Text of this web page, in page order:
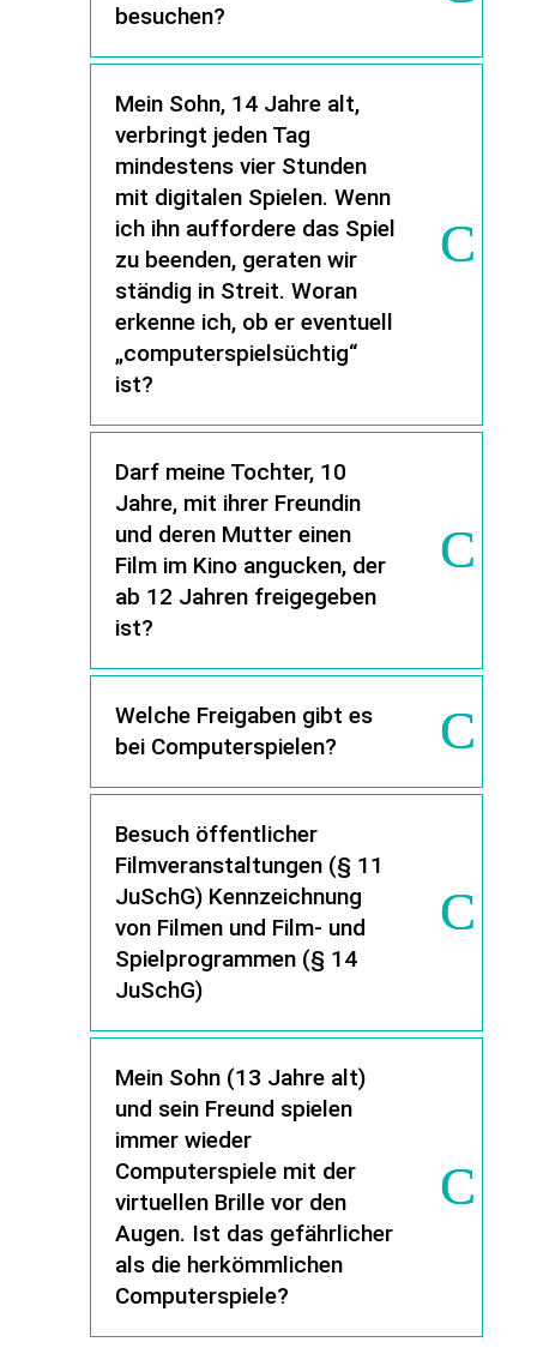
besuchen?
Mein Sohn, 14 Jahre alt,
verbringt jeden Tag
mindestens vier Stunden
mit digitalen Spielen. Wenn
ich ihn auffordere das Spiel
zu beenden, geraten wir
ständig in Streit. Woran
erkenne ich, ob er eventuell
„computerspielsüchtig“
ist?
Darf meine Tochter, 10
Jahre, mit ihrer Freundin
und deren Mutter einen
Film im Kino angucken, der
ab 12 Jahren freigegeben
ist?
Welche Freigaben gibt es
bei Computerspielen?
Besuch öffentlicher
Filmveranstaltungen (§ 11
JuSchG) Kennzeichnung
von Filmen und Film- und
Spielprogrammen (§ 14
JuSchG)
Mein Sohn (13 Jahre alt)
und sein Freund spielen
immer wieder
Computerspiele mit der
virtuellen Brille vor den
Augen. Ist das gefährlicher
als die herkömmlichen
Computerspiele?